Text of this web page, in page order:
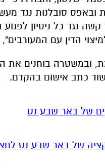
ובמשטרה בוחנים את
כתב אישום בהקדם.
של באר שבע נט
שיש לכם זכויות בו,